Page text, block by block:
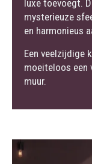
luxe toevoegt.
mysterieuze
en harmonieus
Een veelzijdige
moeiteloos een
muur.